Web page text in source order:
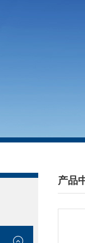
产品
/